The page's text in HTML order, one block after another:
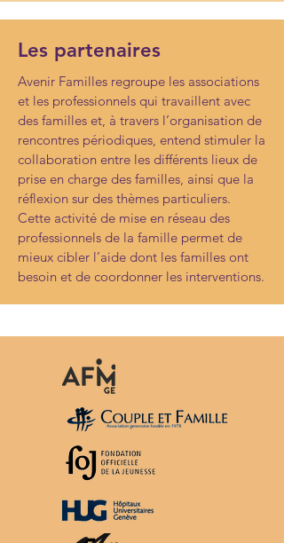
Les partenaires
Avenir Familles regroupe les associations
et les professionnels qui travaillent avec
des familles et, à travers l’organisation de
rencontres périodiques, entend stimuler la
collaboration entre les différents lieux de
prise en charge des familles, ainsi que la
réflexion sur des thèmes particuliers.
Cette activité de mise en réseau des
professionnels de la famille permet de
mieux cibler l’aide dont les familles ont
besoin et de coordonner les interventions.